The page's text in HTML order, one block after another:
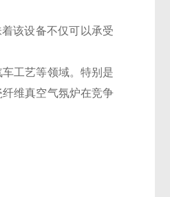
该设备不仅可以承受
工艺等领域。特别是
维真空气氛炉在竞争